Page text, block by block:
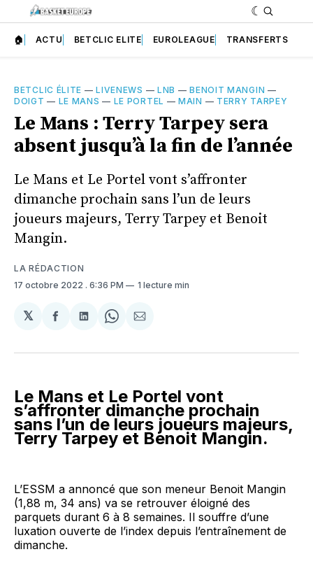
🏠 ACTU BETCLIC ELITE EUROLEAGUE TRANSFERTS
BETCLIC ÉLITE —LIVENEWS — LNB —BENOIT MANGIN —
DOIGT — LE MANS — LE PORTEL —MAIN — TERRY TARPEY
Le Mans : Terry Tarpey sera
absent jusqu’à la fin de l’année
Le Mans et Le Portel vont s’affronter
dimanche prochain sans l’un de leurs
joueurs majeurs, Terry Tarpey et Benoit
Mangin.
LA RÉDACTION
17 octobre 2022 . 6:36 PM 1 lecture min
𝕏
Partager
Facebook
Partager
LinkedIn
Share
WhatsApp
Partager
Courriel
Le Mans et Le Portel vont
s’affronter dimanche prochain
sans l’un de leurs joueurs majeurs,
Terry Tarpey et Benoit Mangin.
L’ESSM a annoncé que son meneur Benoit Mangin
(1,88 m, 34 ans) va se retrouver éloigné des
parquets durant 6 à 8 semaines. Il souffre d’une
luxation ouverte de l’index depuis l’entraînement de
dimanche.